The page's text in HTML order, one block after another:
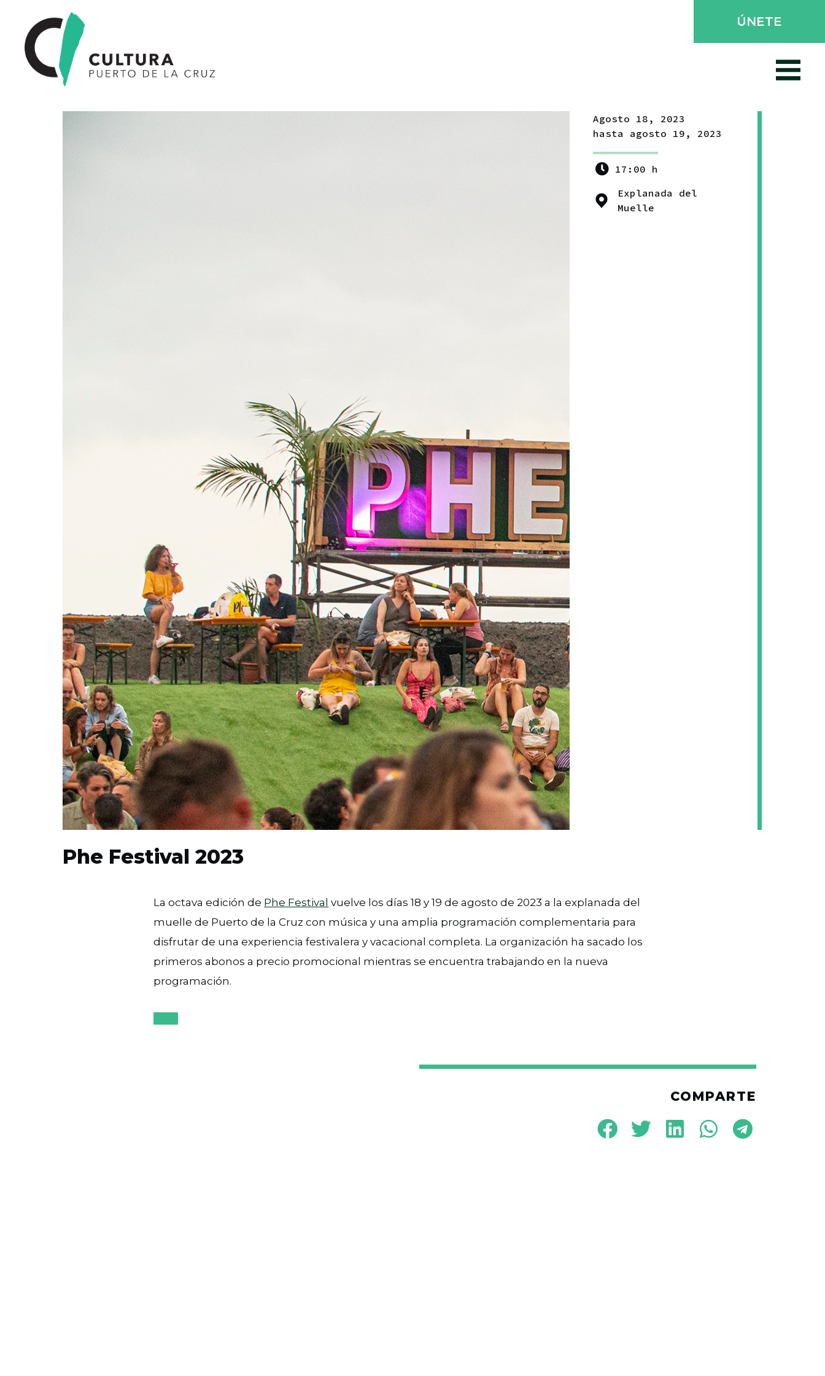
ÚNETE
Agosto 18, 2023
hasta agosto 19, 2023
17:00 h
Explanada del
Muelle
Phe Festival 2023
La octava edición de Phe Festival vuelve los días 18 y 19 de agosto de 2023 a la explanada del
muelle de Puerto de la Cruz con música y una amplia programación complementaria para
disfrutar de una experiencia festivalera y vacacional completa. La organización ha sacado los
primeros abonos a precio promocional mientras se encuentra trabajando en la nueva
programación.
COMPARTE